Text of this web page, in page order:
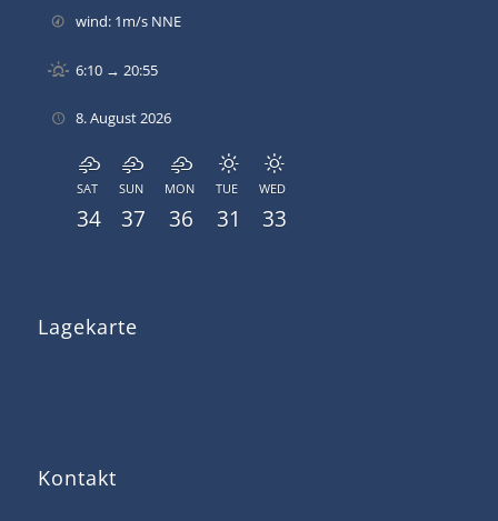
wind: 1m/s NNE
6:10 → 20:55
8. August 2026
SAT
34
SUN
37
MON
36
TUE
31
WED
33
Lagekarte
Kontakt